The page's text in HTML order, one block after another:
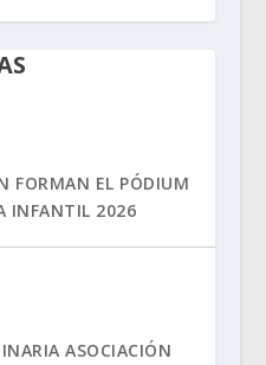
FORMAN EL PÓDIUM
INFANTIL 2026
ASOCIACIÓN